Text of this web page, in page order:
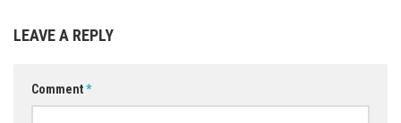
LEAVE A REPLY
Comment*